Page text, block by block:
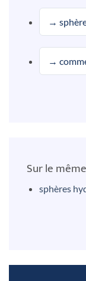
→
→
Sur le
sphères